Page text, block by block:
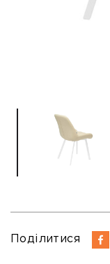
Поділитися